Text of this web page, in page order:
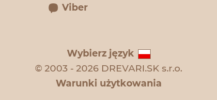
Viber
Wybierz język
© 2003 - 2026 DREVARI.SK s.r.o.
Warunki użytkowania